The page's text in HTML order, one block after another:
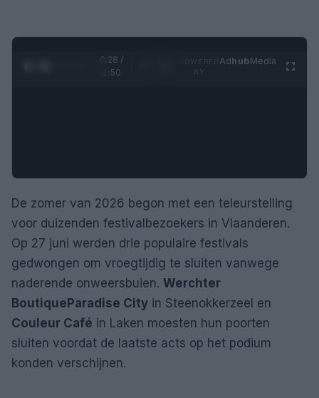
0:28 /
1:50
AdhubMedia
De zomer van 2026 begon met een teleurstelling
voor duizenden festivalbezoekers in Vlaanderen.
Op 27 juni werden drie populaire festivals
gedwongen om vroegtijdig te sluiten vanwege
naderende onweersbuien. Werchter
Boutique Paradise City in Steenokkerzeel en
Couleur Café in Laken moesten hun poorten
sluiten voordat de laatste acts op het podium
konden verschijnen.